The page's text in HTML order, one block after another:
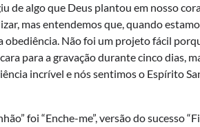
de algo que Deus plantou em nosso
mas entendemos que, quando
obediência. Não foi um projeto fácil
para a gravação durante cinco dias,
incrível e nós sentimos o Espírito
foi “Enche-me”, versão do sucesso